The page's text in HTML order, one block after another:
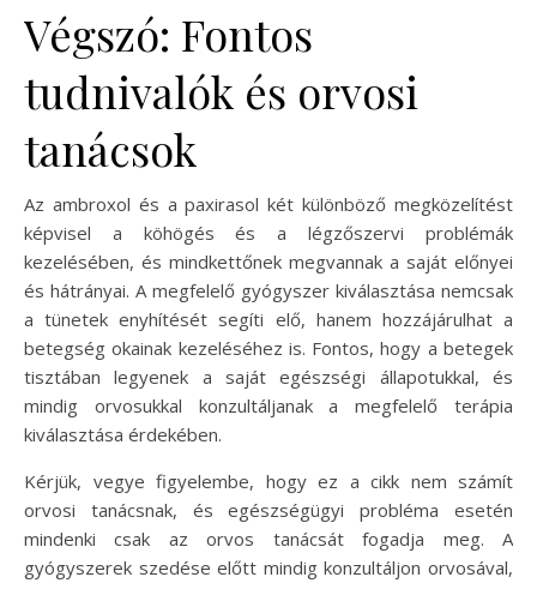
Végszó: Fontos
tudnivalók és orvosi
tanácsok
Az ambroxol és a paxirasol két különböző megközelítést
képvisel a köhögés és a légzőszervi problémák
kezelésében, és mindkettőnek megvannak a saját előnyei
és hátrányai. A megfelelő gyógyszer kiválasztása nemcsak
a tünetek enyhítését segíti elő, hanem hozzájárulhat a
betegség okainak kezeléséhez is. Fontos, hogy a betegek
tisztában legyenek a saját egészségi állapotukkal, és
mindig orvosukkal konzultáljanak a megfelelő terápia
kiválasztása érdekében.
Kérjük, vegye figyelembe, hogy ez a cikk nem számít
orvosi tanácsnak, és egészségügyi probléma esetén
mindenki csak az orvos tanácsát fogadja meg. A
gyógyszerek szedése előtt mindig konzultáljon orvosával,